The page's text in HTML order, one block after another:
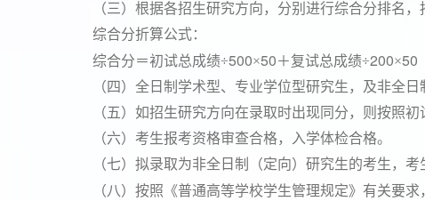
（三）根据各招生研究方向，分别进行综合分排名，
综合分折算公式：
综合分＝初试总成绩÷500×50＋复试总成绩÷200×50
（四）全日制学术型、专业学位型研究生，及非全
（五）如招生研究方向在录取时出现同分，则按照初
（六）考生报考资格审查合格，入学体检合格。
（七）拟录取为非全日制（定向）研究生的考生，
（八）按照《普通高等学校学生管理规定》有关要求